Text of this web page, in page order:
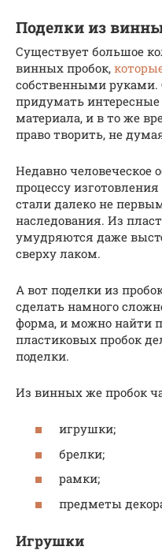
Поделки из
Существует большое
винных пробок,
собственными
придумать
материала, и в то же
право творить, не
Недавно человеческое
процессу
стали далеко не
наследования. Из
умудряются даже
сверху лаком.
А вот поделки из
сделать намного
форма, и можно найти
пластиковых пробок
поделки.
Из винных же пробок
игрушки;
брелки;
рамки;
предметы
Игрушки